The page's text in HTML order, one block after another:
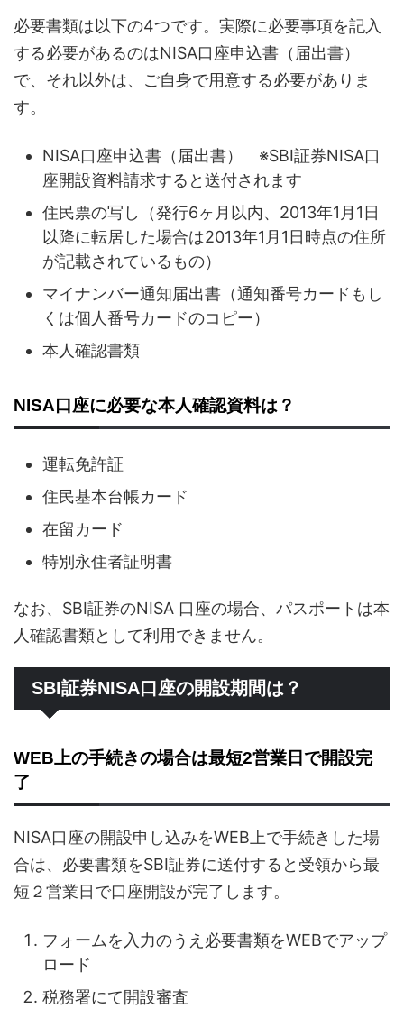
必要書類は以下の4つです。実際に必要事項を記入
する必要があるのはNISA口座申込書（届出書）
で、それ以外は、ご自身で用意する必要がありま
す。
NISA口座申込書（届出書） ※SBI証券NISA口
座開設資料請求すると送付されます
住民票の写し（発行6ヶ月以内、2013年1月1日
以降に転居した場合は2013年1月1日時点の住所
が記載されているもの）
マイナンバー通知届出書（通知番号カードもし
くは個人番号カードのコピー）
本人確認書類
NISA口座に必要な本人確認資料は？
運転免許証
住民基本台帳カード
在留カード
特別永住者証明書
なお、SBI証券のNISA 口座の場合、パスポートは本
人確認書類として利用できません。
SBI証券NISA口座の開設期間は？
WEB上の手続きの場合は最短2営業日で開設完
了
NISA口座の開設申し込みをWEB上で手続きした場
合は、必要書類をSBI証券に送付すると受領から最
短２営業日で口座開設が完了します。
フォームを入力のうえ必要書類をWEBでアップ
ロード
税務署にて開設審査